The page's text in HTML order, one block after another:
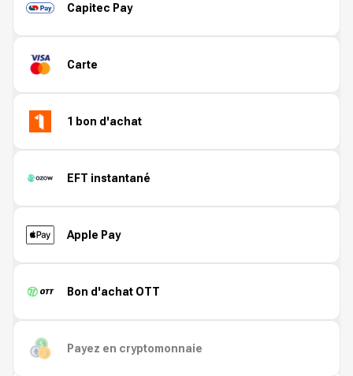
Capitec Pay
Carte
1 bon d'achat
EFT instantané
Apple Pay
Bon d'achat OTT
Payez en cryptomonnaie